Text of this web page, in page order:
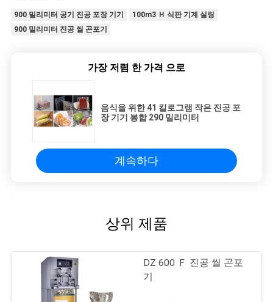
900 밀리미터 공기 진공 포장 기기
100m3 Ｈ 식판 기계 실링
900 밀리미터 진공 씰 곤포기
가장 저렴 한 가격 으로
음식을 위한 41 킬로그램 작은 진공 포
장 기기 봉합 290 밀리미터
계속하다
상위 제품
DZ 600 Ｆ 진공 씰 곤포
기